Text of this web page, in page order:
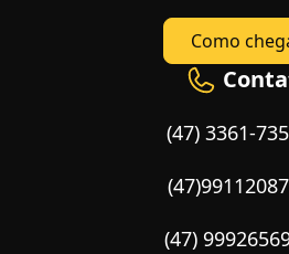
Como
(47) 3361-
(47)